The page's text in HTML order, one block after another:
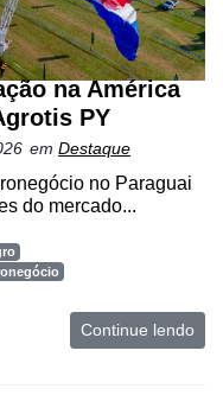
na América
PY
em Destaque
no Paraguai
do mercado...
Continue lendo